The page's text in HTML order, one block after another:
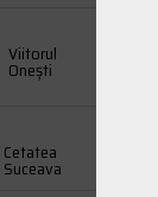
Viitorul
Onești
Cetatea
Suceava